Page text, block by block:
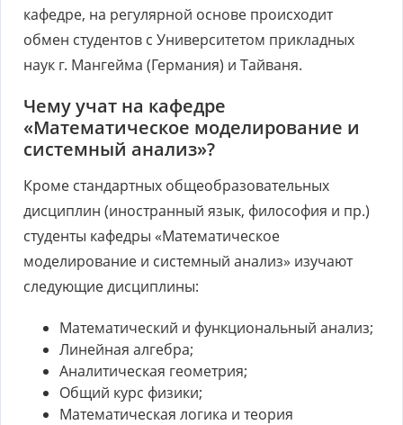
кафедре, на регулярной основе происходит
обмен студентов с Университетом прикладных
наук г. Мангейма (Германия) и Тайваня.
Чему учат на кафедре
«Математическое моделирование и
системный анализ»?
Кроме стандартных общеобразовательных
дисциплин (иностранный язык, философия и пр.)
студенты кафедры «Математическое
моделирование и системный анализ» изучают
следующие дисциплины:
Математический и функциональный анализ;
Линейная алгебра;
Аналитическая геометрия;
Общий курс физики;
Математическая логика и теория